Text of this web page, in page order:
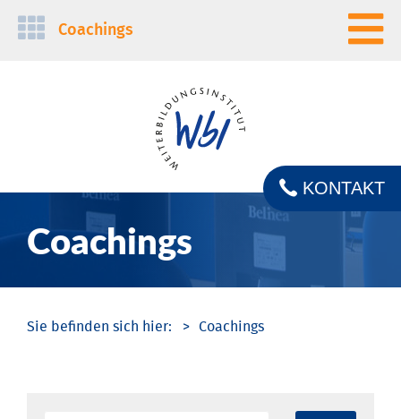
Navigation
Coachings
Coachings
KONTAKT
Coachings